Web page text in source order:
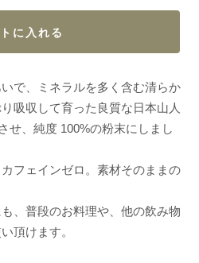
に入れる
で、ミネラルを多く含む清らか
吸収して育った良質な日本山人
せ、純度 100%の粉末にしまし
フェインゼロ。素材そのままの
、普段のお料理や、他の飲み物
頂けます。